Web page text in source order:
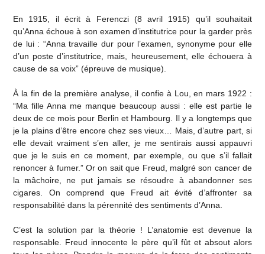
En 1915, il écrit à Ferenczi (8 avril 1915) qu’il souhaitait
qu’Anna échoue à son examen d’institutrice pour la garder près
de lui : “Anna travaille dur pour l’examen, synonyme pour elle
d’un poste d’institutrice, mais, heureusement, elle échouera à
cause de sa voix” (épreuve de musique).
À la fin de la première analyse, il confie à Lou, en mars 1922 :
“Ma fille Anna me manque beaucoup aussi : elle est partie le
deux de ce mois pour Berlin et Hambourg. Il y a longtemps que
je la plains d’être encore chez ses vieux… Mais, d’autre part, si
elle devait vraiment s’en aller, je me sentirais aussi appauvri
que je le suis en ce moment, par exemple, ou que s’il fallait
renoncer à fumer.” Or on sait que Freud, malgré son cancer de
la mâchoire, ne put jamais se résoudre à abandonner ses
cigares. On comprend que Freud ait évité d’affronter sa
responsabilité dans la pérennité des sentiments d’Anna.
C’est la solution par la théorie ! L’anatomie est devenue la
responsable. Freud innocente le père qu’il fût et absout alors